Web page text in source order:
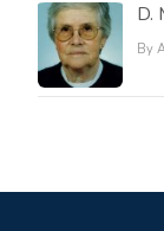
D.
By